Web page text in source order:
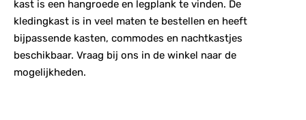
kast is een hangroede en legplank te vinden. De
kledingkast is in veel maten te bestellen en heeft
bijpassende kasten, commodes en nachtkastjes
beschikbaar. Vraag bij ons in de winkel naar de
mogelijkheden.